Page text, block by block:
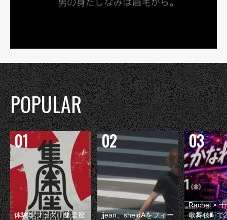
POPULAR
体験型フェス『集楽座
jjean、sheidAをフィー
Rachel ×
歌舞伎町で